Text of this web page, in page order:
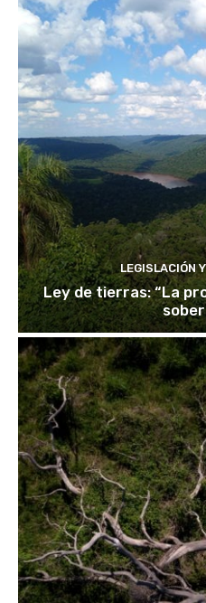
LEGISLACIÓN
Ley de tierras: “La